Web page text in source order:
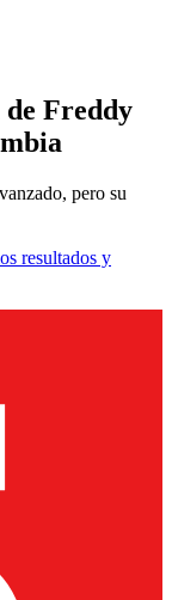
Freddy
pero su
resultados y